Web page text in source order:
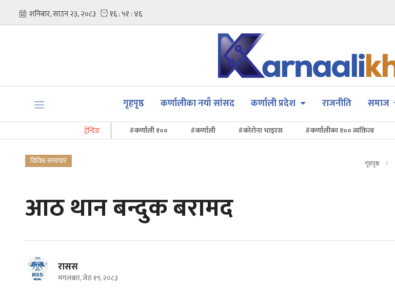
गृहपृष्ठ कर्णालीका नयाँ सांसद कर्णाली प्रदेश राजनीति समाज
ट्रेन्डिङ #कर्णाली १०० #कर्णाली #कोरोना भाइरस #कर्णालीका १०० व्यक्तित्व
विविध समाचार गृहपृष्ठ
आठ थान बन्दुक बरामद
रासस
मंगलबार, जेठ १९, २०८३